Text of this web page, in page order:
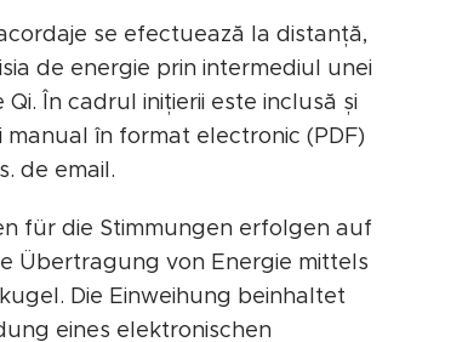
se efectuează la distanță,
de energie prin intermediul unei
În cadrul inițierii este inclusă și
în format electronic (PDF)
de email.
für die Stimmungen erfolgen auf
Übertragung von Energie mittels
Die Einweihung beinhaltet
eines elektronischen